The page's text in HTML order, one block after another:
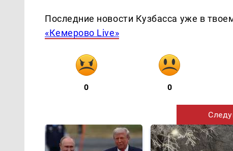
Последние новости Кузбасса уже в
«Кемерово Live»
0 0